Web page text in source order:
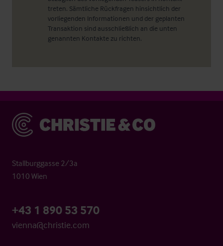
treten. Sämtliche Rückfragen hinsichtlich der
vorliegenden Informationen und der geplanten
Transaktion sind ausschließlich an die unten
genannten Kontakte zu richten.
Christie & Co
Stallburggasse 2/3a
1010 Wien
+43 1 890 53 570
vienna@christie.com